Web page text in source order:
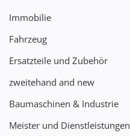
Immobilie
Fahrzeug
Ersatzteile und Zubehör
zweitehand and new
Baumaschinen & Industrie
Meister und Dienstleistungen